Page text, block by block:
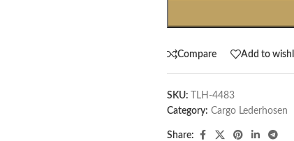
Compare Add to
SKU:
TLH-4483
Category: Cargo Lederhosen
Share: